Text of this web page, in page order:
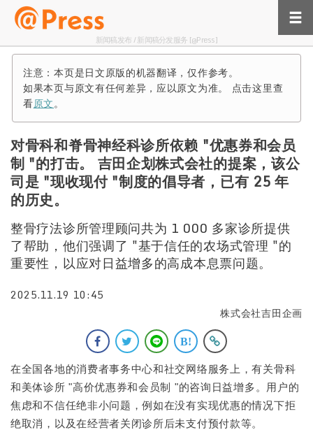
新闻稿发布 / 新闻稿分发服务 [@Press]
注意：本页是日文原版的机器翻译，仅作参考。
如果本页与原文有任何差异，应以原文为准。 点击这里查
看原文。
对骨科和脊骨神经科诊所依赖 "优惠券和会员
制 "的打击。 吉田企划株式会社的提案，该公
司是 "现收现付 "制度的倡导者，已有 25 年
的历史。
整骨疗法诊所管理顾问共为 1 000 多家诊所提供
了帮助，他们强调了 "基于信任的农场式管理 "的
重要性，以应对日益增多的高成本息票问题。
2025.11.19 10:45
株式会社吉田企画
在全国各地的消费者事务中心和社交网络服务上，有关骨科
和美体诊所 "高价优惠券和会员制 "的咨询日益增多。用户的
焦虑和不信任绝非小问题，例如在没有实现优惠的情况下拒
绝取消，以及在经营者关闭诊所后未支付预付款等。